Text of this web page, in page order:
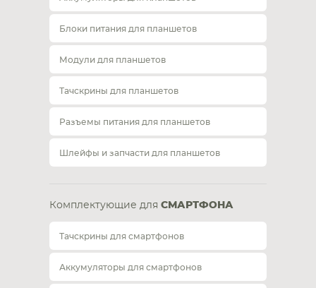
Блоки питания для планшетов
Модули для планшетов
Тачскрины для планшетов
Разъемы питания для планшетов
Шлейфы и запчасти для планшетов
Комплектующие для СМАРТФОНА
Тачскрины для смартфонов
Аккумуляторы для смартфонов